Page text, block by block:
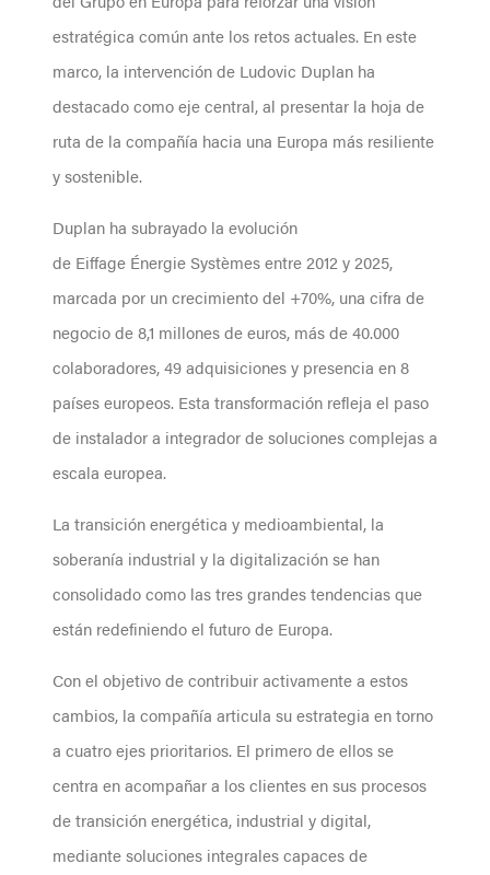
estratégica común ante los retos actuales. En este
marco, la intervención de Ludovic Duplan ha
destacado como eje central, al presentar la hoja de
ruta de la compañía hacia una Europa más resiliente
y sostenible.
Duplan ha subrayado la evolución
de Eiffage Énergie Systèmes entre 2012 y 2025,
marcada por un crecimiento del +70%, una cifra de
negocio de 8,1 millones de euros, más de 40.000
colaboradores, 49 adquisiciones y presencia en 8
países europeos. Esta transformación refleja el paso
de instalador a integrador de soluciones complejas a
escala europea.
La transición energética y medioambiental, la
soberanía industrial y la digitalización se han
consolidado como las tres grandes tendencias que
están redefiniendo el futuro de Europa.
Con el objetivo de contribuir activamente a estos
cambios, la compañía articula su estrategia en torno
a cuatro ejes prioritarios. El primero de ellos se
centra en acompañar a los clientes en sus procesos
de transición energética, industrial y digital,
mediante soluciones integrales capaces de